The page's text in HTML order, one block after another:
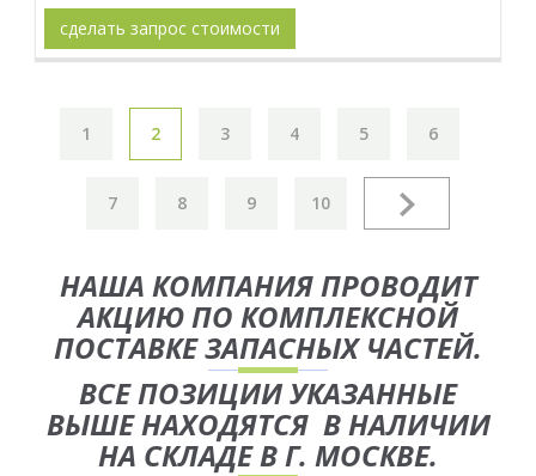
сделать запрос стоимости
1 2 3 4 5 6
7 8 9 10
НАША КОМПАНИЯ ПРОВОДИТ
АКЦИЮ ПО КОМПЛЕКСНОЙ
ПОСТАВКЕ ЗАПАСНЫХ ЧАСТЕЙ.
ВСЕ ПОЗИЦИИ УКАЗАННЫЕ
ВЫШЕ НАХОДЯТСЯ В НАЛИЧИИ
НА СКЛАДЕ В Г. МОСКВЕ.